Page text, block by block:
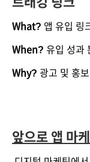
What? 앱 유입 링
When? 유입 성과
Why? 광고 및 홍
앞으로 앱 마